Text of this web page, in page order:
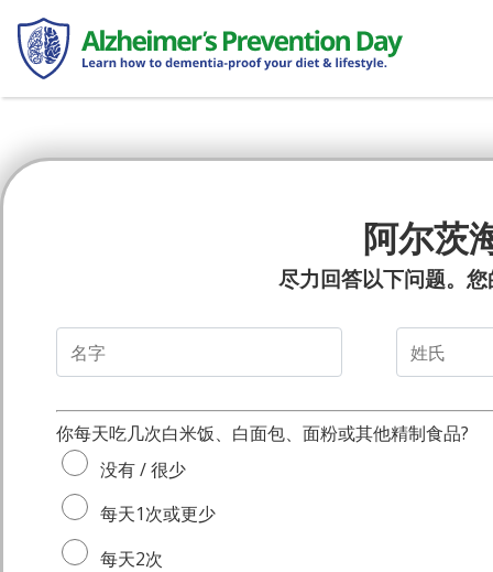
阿尔茨
尽力回答以下问题。
你每天吃几次白米饭、白面包、面粉或其他精制食品?
没有 / 很少
每天1次或更少
每天2次